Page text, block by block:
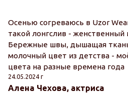
Осенью согреваюсь в Uzor
такой лонгслив - женственный
Бережные швы, дышащая
молочный цвет из детства -
цвета на разные времена года
24.05.2024 г
Алена Чехова, актриса